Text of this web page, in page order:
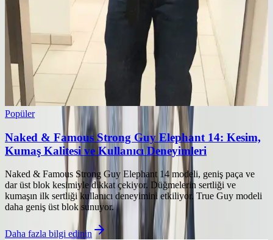
Popüler
Naked & Famous Strong Guy Elephant 14: Kesim,
Kumaş Kalitesi ve Kullanıcı Deneyimleri
Naked & Famous Strong Guy Elephant 14 modeli, geniş paça ve
dar üst blok kesimiyle dikkat çekiyor. Düğmelerin sertliği ve
kumaşın ilk sertliği kullanıcı deneyimini etkiliyor. True Guy modeli
daha geniş üst blok sunuyor.
Daha fazla bilgi edinin